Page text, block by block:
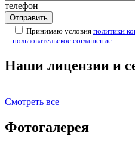
телефон
Принимаю условия политики
пользовательское соглашение
Наши лицензии и
Смотреть все
Фотогалерея